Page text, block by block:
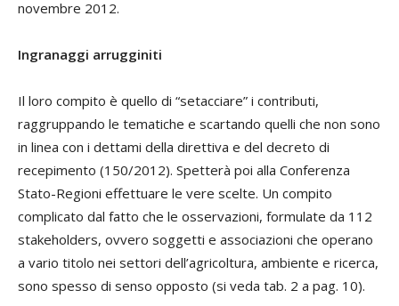
novembre 2012.
Ingranaggi arrugginiti
Il loro compito è quello di “setacciare” i contributi,
raggruppando le tematiche e scartando quelli che non sono
in linea con i dettami della direttiva e del decreto di
recepimento (150/2012). Spetterà poi alla Conferenza
Stato-Regioni effettuare le vere scelte. Un compito
complicato dal fatto che le osservazioni, formulate da 112
stakeholders, ovvero soggetti e associazioni che operano
a vario titolo nei settori dell’agricoltura, ambiente e ricerca,
sono spesso di senso opposto (si veda tab. 2 a pag. 10).